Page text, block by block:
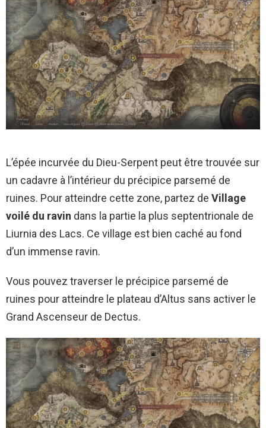
L’épée incurvée du Dieu-Serpent peut être trouvée sur
un cadavre à l’intérieur du précipice parsemé de
ruines. Pour atteindre cette zone, partez de Village
voilé du ravin dans la partie la plus septentrionale de
Liurnia des Lacs. Ce village est bien caché au fond
d’un immense ravin.
Vous pouvez traverser le précipice parsemé de
ruines pour atteindre le plateau d’Altus sans activer le
Grand Ascenseur de Dectus.